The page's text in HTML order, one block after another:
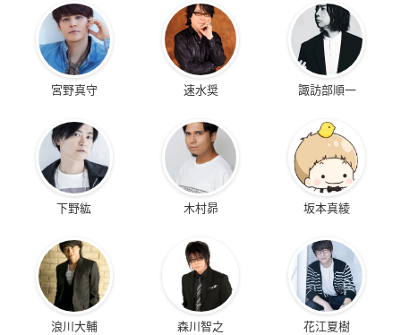
宮野真守 速水奨 諏訪部順一
下野紘 木村昴 坂本真綾
浪川大輔 森川智之 花江夏樹